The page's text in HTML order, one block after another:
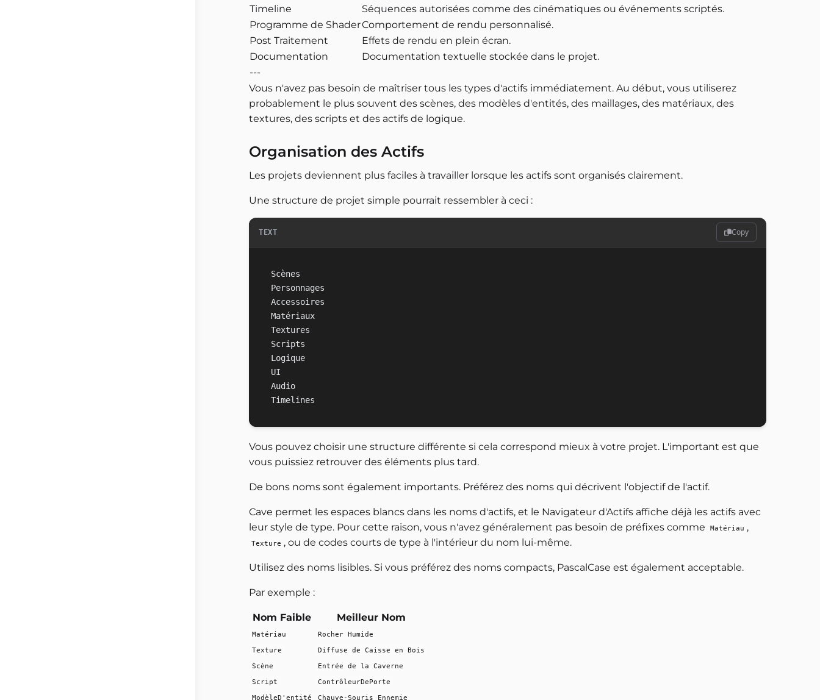
Timeline
Séquences autorisées comme des cinématiques ou événements scriptés.
Programme de ShaderComportement de rendu personnalisé.
Post Traitement
Effets de rendu en plein écran.
Documentation
Documentation textuelle stockée dans le projet.
---
Vous n'avez pas besoin de maîtriser tous les types d'actifs immédiatement. Au début, vous utiliserez
probablement le plus souvent des scènes, des modèles d'entités, des maillages, des matériaux, des
textures, des scripts et des actifs de logique.
Organisation des Actifs
Les projets deviennent plus faciles à travailler lorsque les actifs sont organisés clairement.
Une structure de projet simple pourrait ressembler à ceci :
TEXT Copy
Scènes
Personnages
Accessoires
Matériaux
Textures
Scripts
Logique
UI
Audio
Vous pouvez choisir une structure différente si cela correspond mieux à votre projet. L'important est que
vous puissiez retrouver des éléments plus tard.
De bons noms sont également importants. Préférez des noms qui décrivent l'objectif de l'actif.
Cave permet les espaces blancs dans les noms d'actifs, et le Navigateur d'Actifs affiche déjà les actifs avec
leur style de type. Pour cette raison, vous n'avez généralement pas besoin de préfixes comme
Matériau ,
Texture , ou de codes courts de type à l'intérieur du nom lui-même.
Utilisez des noms lisibles. Si vous préférez des noms compacts, PascalCase est également acceptable.
Par exemple :
Nom Faible Meilleur Nom
Matériau
Rocher Humide
Texture
Diffuse de Caisse en Bois
Scène
Entrée de la Caverne
Script
ContrôleurDePorte
ModèleD'entité
Chauve-Souris Ennemie